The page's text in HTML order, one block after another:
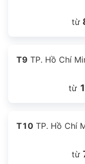
từ
T9 TP. Hồ Chí
từ
T10 TP. Hồ Chí
từ